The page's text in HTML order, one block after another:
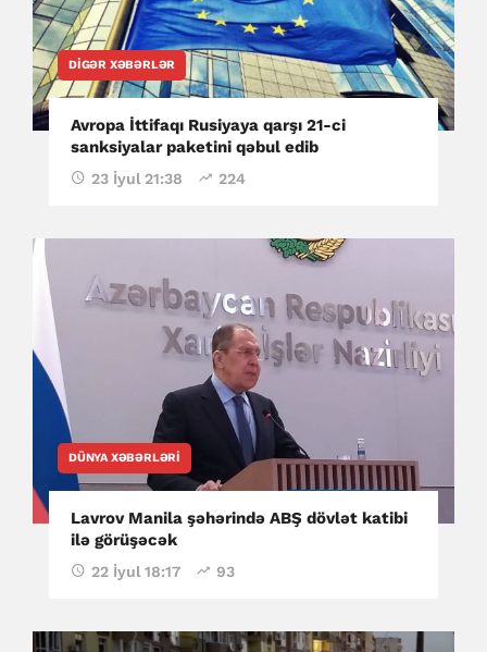
DIGƏR XƏBƏRLƏR
Avropa İttifaqı Rusiyaya qarşı 21-ci
sanksiyalar paketini qəbul edib
23 İyul 21:38 224
DÜNYA XƏBƏRLƏRI
Lavrov Manila şəhərində ABŞ dövlət katibi
ilə görüşəcək
22 İyul 18:17 93